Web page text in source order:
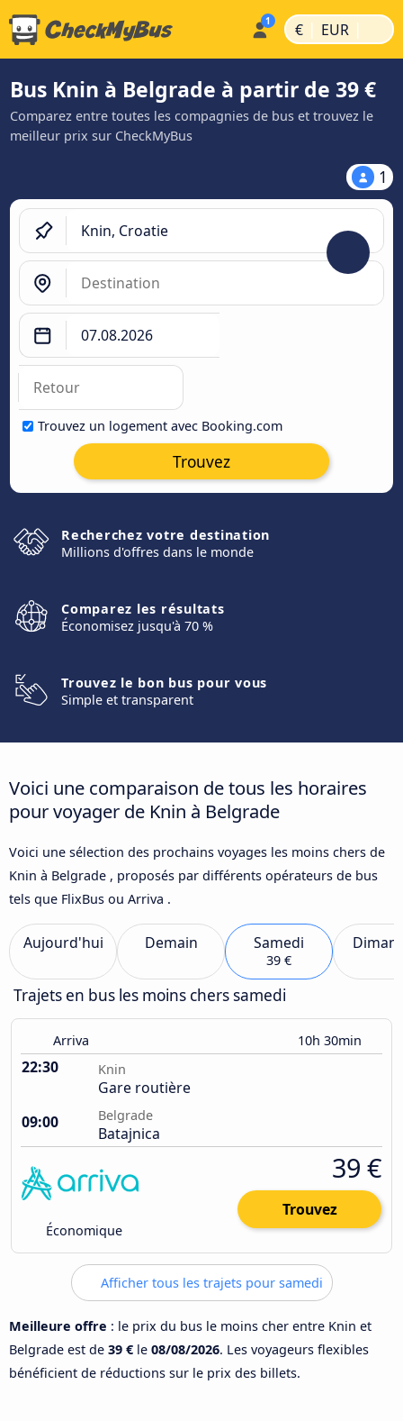
€ | EUR |
Bus Knin à Belgrade à partir de 39 €
Comparez entre toutes les compagnies de bus et trouvez le
meilleur prix sur CheckMyBus
1
Trouvez un logement avec Booking.com
Trouvez
Recherchez votre destination
Millions d'offres dans le monde
Comparez les résultats
Économisez jusqu'à 70 %
Trouvez le bon bus pour vous
Simple et transparent
Voici une comparaison de tous les horaires
pour voyager de Knin à Belgrade
Voici une sélection des prochains voyages les moins chers de
Knin à Belgrade , proposés par différents opérateurs de bus
tels que FlixBus ou Arriva .
Aujourd'hui Demain Samedi
39 €
Trajets en bus les moins chers samedi
Arriva 10h 30min
22:30 Knin
Gare routière
09:00
Belgrade
Batajnica
Économique
39 €
Trouvez
Afficher tous les trajets pour samedi
Meilleure offre : le prix du bus le moins cher entre Knin et
Belgrade est de 39 € le 08/08/2026. Les voyageurs flexibles
bénéficient de réductions sur le prix des billets.